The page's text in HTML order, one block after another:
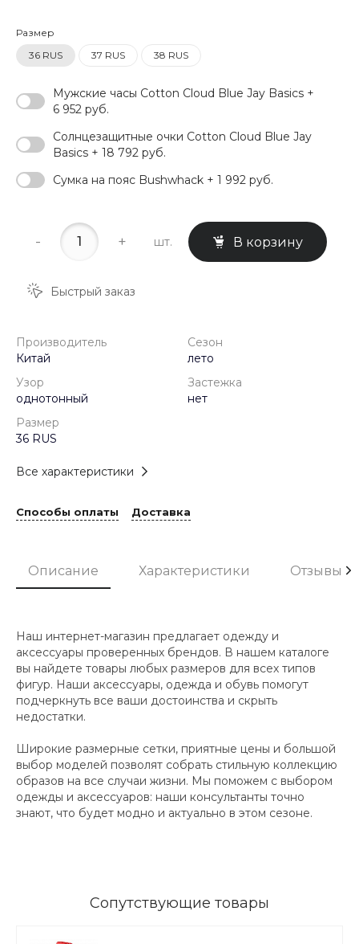
Размер
36 RUS
37 RUS 38 RUS
Мужские часы Cotton Cloud Blue Jay Basics +
6 952 руб.
Солнцезащитные очки Cotton Cloud Blue Jay
Basics + 18 792 руб.
Сумка на пояс Bushwhack + 1 992 руб.
- + шт. В корзину
Быстрый заказ
Производитель
Китай
Сезон
лето
Узор
однотонный
Застежка
нет
Размер
36 RUS
Все характеристики
Способы оплаты Доставка
Описание Характеристики Отзывы
Наш интернет-магазин предлагает одежду и
аксессуары проверенных брендов. В нашем каталоге
вы найдете товары любых размеров для всех типов
фигур. Наши аксессуары, одежда и обувь помогут
подчеркнуть все ваши достоинства и скрыть
недостатки.
Широкие размерные сетки, приятные цены и большой
выбор моделей позволят собрать стильную коллекцию
образов на все случаи жизни. Мы поможем с выбором
одежды и аксессуаров: наши консультанты точно
знают, что будет модно и актуально в этом сезоне.
Сопутствующие товары